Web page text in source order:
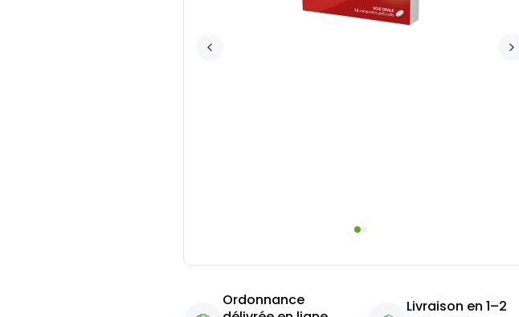
Ordonnance
Livraison en 1–2